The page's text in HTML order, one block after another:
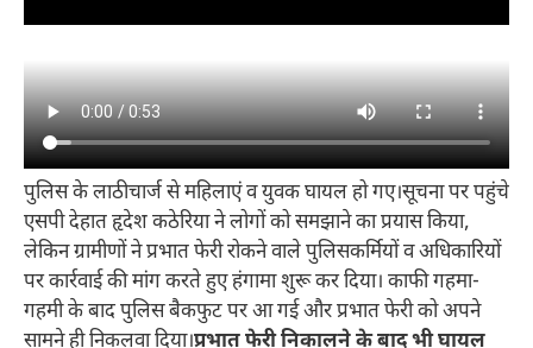
पुलिस के लाठीचार्ज से महिलाएं व युवक घायल हो गए।सूचना पर पहुंचे
एसपी देहात हृदेश कठेरिया ने लोगों को समझाने का प्रयास किया,
लेकिन ग्रामीणों ने प्रभात फेरी रोकने वाले पुलिसकर्मियों व अधिकारियों
पर कार्रवाई की मांग करते हुए हंगामा शुरू कर दिया। काफी गहमा-
गहमी के बाद पुलिस बैकफुट पर आ गई और प्रभात फेरी को अपने
सामने ही निकलवा दिया।प्रभात फेरी निकालने के बाद भी घायल